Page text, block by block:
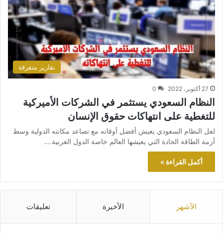
تقارير متفرقة
27 أكتوبر، 2022 0
النظام السعودي يستثمر في الشركات الأميركية
للتغطية على انتهاكات حقوق الإنسان
لعل النظام السعودي يعيش أفضل أوقاته مع تصاعد مكانته الدولية وسط
أزمة الطاقة الحادة التي يعيشها العالم خاصة الدول الغربية.…
أكمل القراءة »
الأشهر الأخيرة تعليقات